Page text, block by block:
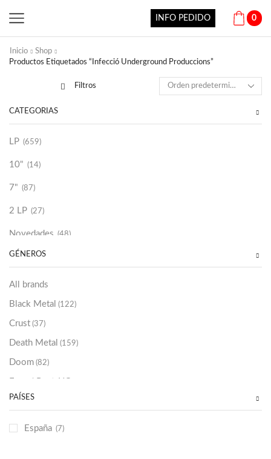
INFO PEDIDO 0
Inicio
Shop
Productos Etiquetados “Infecció Underground Produccions”
Filtros
CATEGORÍAS
LP (659)
10" (14)
7" (87)
2 LP (27)
Novedades (48)
Vinilako (34)
Sold Out
GÉNEROS
All brands
Black Metal (122)
Crust (37)
Death Metal (159)
Doom (82)
Grindcore
PAÍSES
España (7)